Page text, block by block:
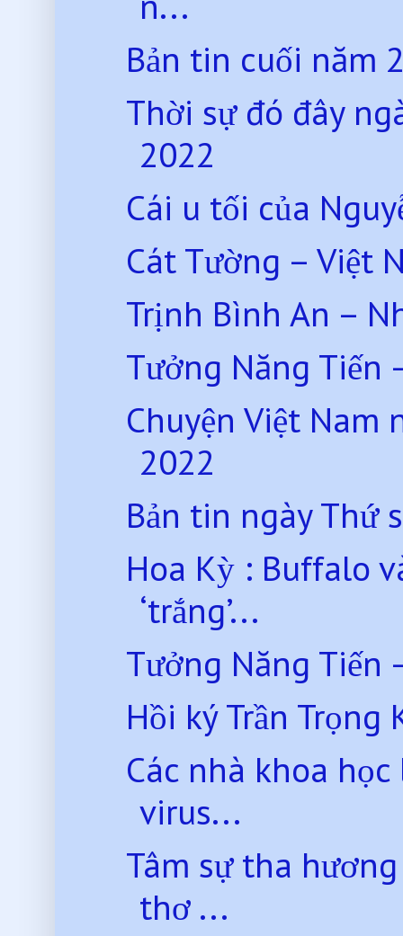
Bản tin cuối năm
Thời sự đó đây
2022
Cái u tối của
Cát Tường – Việt
Trịnh Bình An –
Tưởng Năng Tiến
Chuyện Việt Nam
2022
Bản tin ngày Thứ
Hoa Kỳ : Buffalo
‘trắng’...
Tưởng Năng Tiến
Hồi ký Trần
Các nhà khoa
virus...
Tâm sự tha
thơ ...